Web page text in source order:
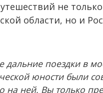
не
области, но и
дальние поездки в
юности были
на ней. Вы только